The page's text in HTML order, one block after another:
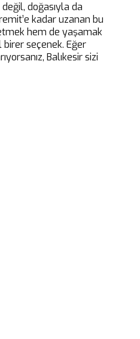
doğasıyla da
kadar uzanan bu
hem de yaşamak
seçenek. Eğer
Balıkesir sizi